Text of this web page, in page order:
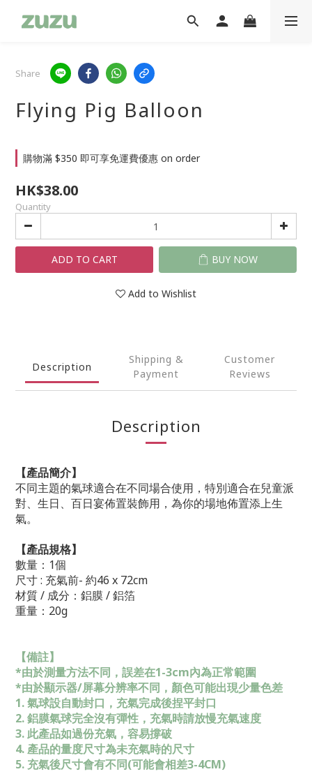
Share
Flying Pig Balloon
購物滿 $350 即可享免運費優惠 on order
HK$38.00
Quantity
ADD TO CART BUY NOW
Add to Wishlist
Description
Shipping &
Payment
Customer
Reviews
Description
【產品簡介】
不同主題的氣球適合在不同場合使用，特別適合在兒童派
對、生日、百日宴佈置裝飾用，為你的場地佈置添上生
氣。
【產品規格】
數量：1個
尺寸 : 充氣前- 約46 x 72cm
材質 / 成分：鋁膜 / 鋁箔
重量：20g
【備註】
*由於測量方法不同，誤差在1-3cm內為正常範圍
*由於顯示器/屏幕分辨率不同，顏色可能出現少量色差
1. 氣球設自動封口，充氣完成後捏平封口
2. 鋁膜氣球完全沒有彈性，充氣時請放慢充氣速度
3. 此產品如過份充氣，容易撐破
4. 產品的量度尺寸為未充氣時的尺寸
5. 充氣後尺寸會有不同(可能會相差3-4CM)